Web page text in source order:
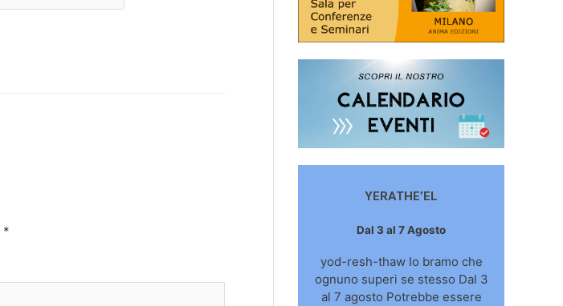
*
YERATHE’EL
Dal 3 al 7 Agosto
yod-resh-thaw Io bramo che
ognuno superi se stesso Dal 3
al 7 agosto Potrebbe essere